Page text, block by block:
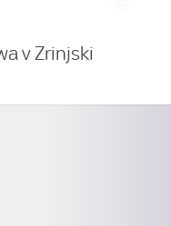
v Zrinjski